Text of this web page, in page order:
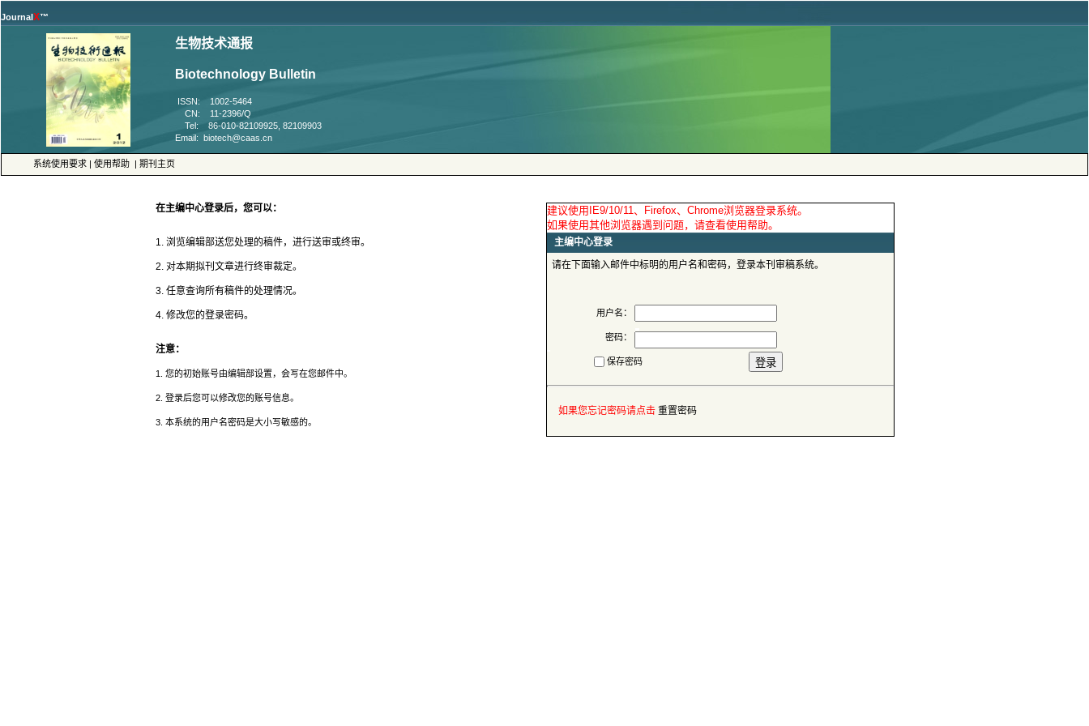
™
ISSN: 1002-5464
CN: 11-2396/Q
Tel: 86-010-82109925, 82109903
| |
4. 修改您的登录密码。
请在下面输入邮件中标明的用户名和密码，登录本刊审稿系统。
用户名：
密码：
保存密码